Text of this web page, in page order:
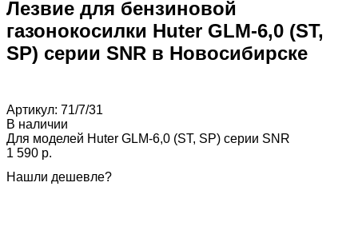
Лезвие для бензиновой
газонокосилки Huter GLM-6,0 (ST,
SP) серии SNR в Новосибирске
Артикул: 71/7/31
В наличии
Для моделей Huter GLM-6,0 (ST, SP) серии SNR
1 590 p.
Нашли дешевле?